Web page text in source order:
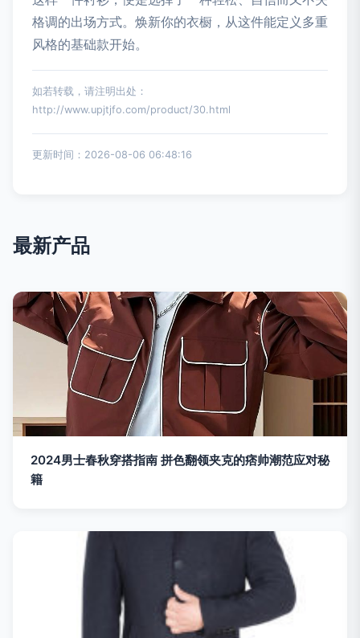
格调的出场方式。焕新你的衣橱，从这件能定义多重
风格的基础款开始。
如若转载，请注明出处：
http://www.upjtjfo.com/product/30.html
更新时间：2026-08-06 06:48:16
最新产品
2024男士春秋穿搭指南 拼色翻领夹克的痞帅潮范应对秘
籍